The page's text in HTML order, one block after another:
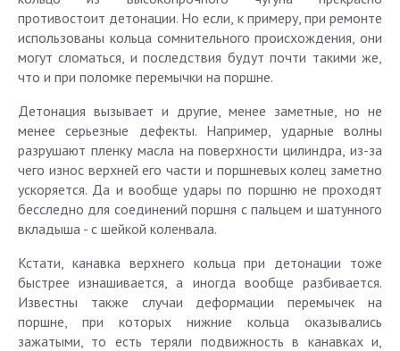
противостоит детонации. Но если, к примеру, при ремонте
использованы кольца сомнительного происхождения, они
могут сломаться, и последствия будут почти такими же,
что и при поломке перемычки на поршне.
Детонация вызывает и другие, менее заметные, но не
менее серьезные дефекты. Например, ударные волны
разрушают пленку масла на поверхности цилиндра, из-за
чего износ верхней его части и поршневых колец заметно
ускоряется. Да и вообще удары по поршню не проходят
бесследно для соединений поршня с пальцем и шатунного
вкладыша - с шейкой коленвала.
Кстати, канавка верхнего кольца при детонации тоже
быстрее изнашивается, а иногда вообще разбивается.
Известны также случаи деформации перемычек на
поршне, при которых нижние кольца оказывались
зажатыми, то есть теряли подвижность в канавках и,